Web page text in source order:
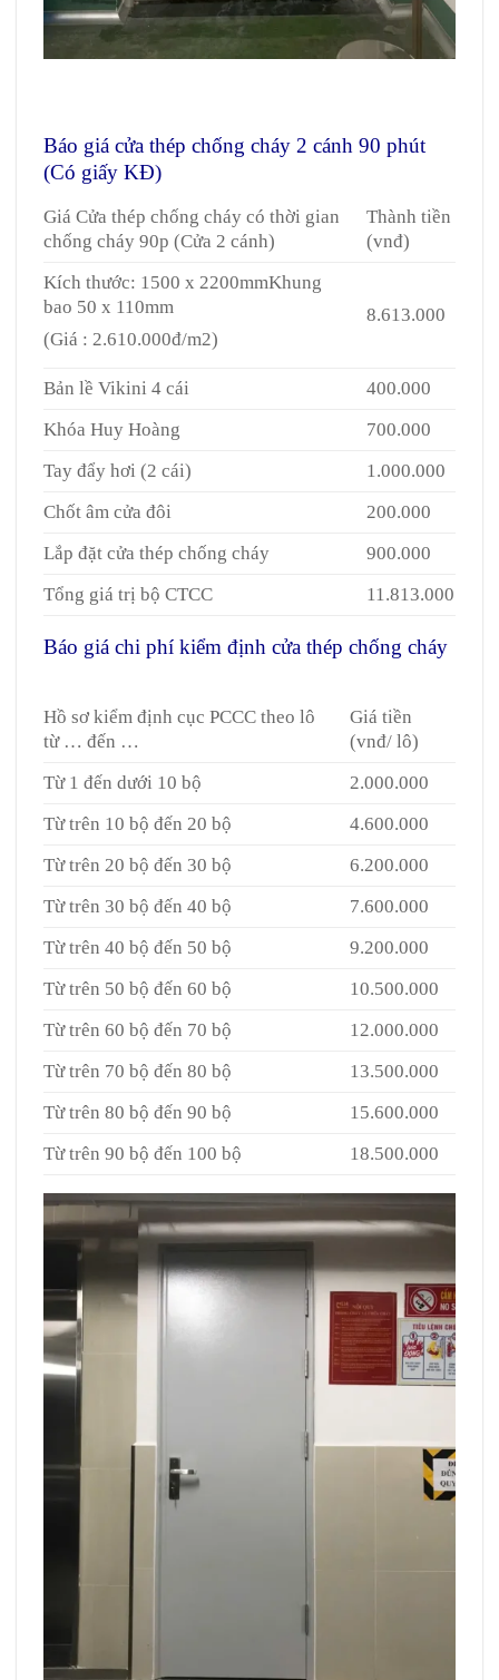
Báo giá cửa thép chống cháy 2 cánh 90 phút
(Có giấy KĐ)
Giá Cửa thép chống cháy có thời gian
chống cháy 90p (Cửa 2 cánh)
Thành tiền
(vnđ)
Kích thước: 1500 x 2200mmKhung
bao 50 x 110mm
(Giá : 2.610.000đ/m2)
8.613.000
Bản lề Vikini 4 cái
400.000
Khóa Huy Hoàng
700.000
Tay đẩy hơi (2 cái)
1.000.000
Chốt âm cửa đôi
200.000
Lắp đặt cửa thép chống cháy
900.000
Tổng giá trị bộ CTCC
11.813.000
Báo giá chi phí kiểm định cửa thép chống cháy
Hồ sơ kiểm định cục PCCC theo lô
từ … đến …
Giá tiền
(vnđ/ lô)
Từ 1 đến dưới 10 bộ
2.000.000
Từ trên 10 bộ đến 20 bộ
4.600.000
Từ trên 20 bộ đến 30 bộ
6.200.000
Từ trên 30 bộ đến 40 bộ
7.600.000
Từ trên 40 bộ đến 50 bộ
9.200.000
Từ trên 50 bộ đến 60 bộ
10.500.000
Từ trên 60 bộ đến 70 bộ
12.000.000
Từ trên 70 bộ đến 80 bộ
13.500.000
Từ trên 80 bộ đến 90 bộ
15.600.000
Từ trên 90 bộ đến 100 bộ
18.500.000